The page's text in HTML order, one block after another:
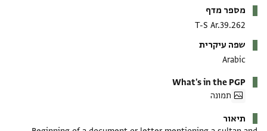
מספר מדף
T-S Ar.39.262
שפה עיקרית
Arabic
What's in the PGP
תמונה
תיאור